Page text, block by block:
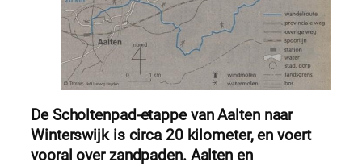
De Scholtenpad-etappe van Aalten naar
Winterswijk is circa 20 kilometer, en voert
vooral over zandpaden. Aalten en